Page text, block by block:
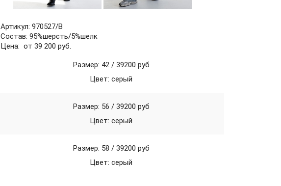
Артикул: 970527/В
Состав: 95%шерсть/5%шелк
Цена: от 39 200 руб.
Размер: 42 / 39200 руб
Цвет: серый
Размер: 56 / 39200 руб
Цвет: серый
Размер: 58 / 39200 руб
Цвет: серый